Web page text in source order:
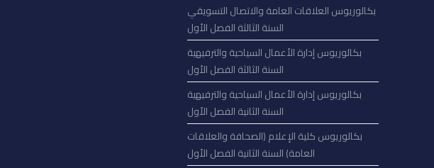
بكالوريوس العلاقات العامة والاتصال التسويقي
السنة الثالثة الفصل الأول
بكالوريوس إدارة الأعمال السياحية والترفيهية
السنة الثالثة الفصل الأول
بكالوريوس إدارة الأعمال السياحية والترفيهية
السنة الثانية الفصل الأول
بكالوريوس كلية الإعلام (الصحافة والعلاقات
العامة) السنة الثانية الفصل الأول